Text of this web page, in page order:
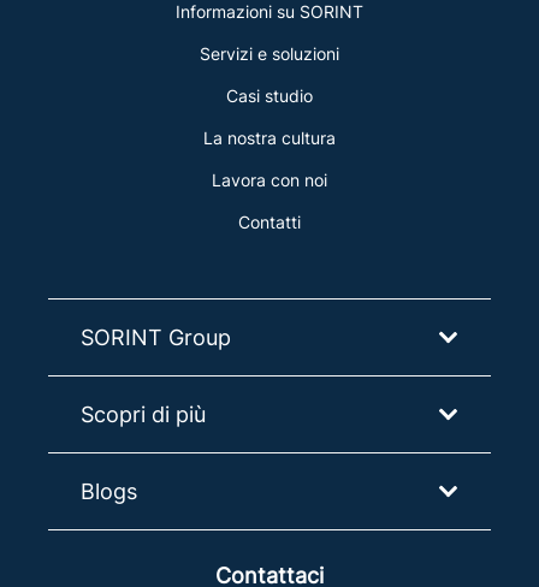
Informazioni su SORINT
Servizi e soluzioni
Casi studio
La nostra cultura
Lavora con noi
Contatti
SORINT Group
Scopri di più
Blogs
Contattaci